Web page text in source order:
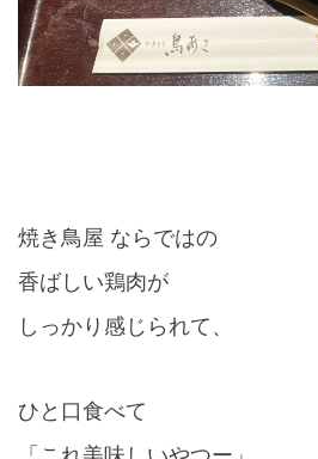
焼き鳥屋 ならではの
香ばしい鶏肉が
しっかり感じられて、
ひと口食べて